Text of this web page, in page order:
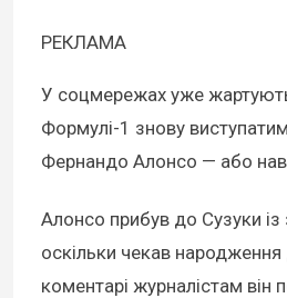
РЕКЛАМА
У соцмережах уже
Формулі-1 знову
Фернандо Алонсо — або
Алонсо прибув до Сузуки із
оскільки чекав
коментарі журналістам він